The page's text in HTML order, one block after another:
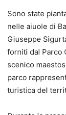
Sono state
nelle aiuole di
Giuseppe
forniti dal Parco
scenico
parco
turistica del